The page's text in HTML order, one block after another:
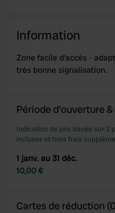
Information
Zone facile d'accès -
très bonne signalisation.
Période d'ouverture
Indication de prix basée sur 2
incluses et hors frais
1 janv. au 31 déc.
10,00 €
Cartes de réduction